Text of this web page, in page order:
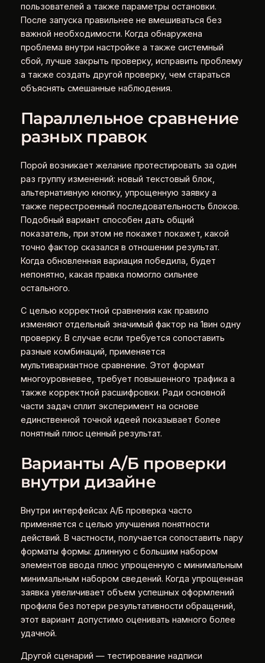
пользователей а также параметры остановки.
После запуска правильнее не вмешиваться без
важной необходимости. Когда обнаружена
проблема внутри настройке а также системный
сбой, лучше закрыть проверку, исправить проблему
а также создать другой проверку, чем стараться
объяснять смешанные наблюдения.
Параллельное сравнение
разных правок
Порой возникает желание протестировать за один
раз группу изменений: новый текстовый блок,
альтернативную кнопку, упрощенную заявку а
также перестроенный последовательность блоков.
Подобный вариант способен дать общий
показатель, при этом не покажет покажет, какой
точно фактор сказался в отношении результат.
Когда обновленная вариация победила, будет
непонятно, какая правка помогло сильнее
остального.
С целью корректной сравнения как правило
изменяют отдельный значимый фактор на 1вин одну
проверку. В случае если требуется сопоставить
разные комбинаций, применяется
мультивариантное сравнение. Этот формат
многоуровневее, требует повышенного трафика а
также корректной расшифровки. Ради основной
части задач сплит эксперимент на основе
единственной точной идеей показывает более
понятный плюс ценный результат.
Варианты А/Б проверки
внутри дизайне
Внутри интерфейсах А/Б проверка часто
применяется с целью улучшения понятности
действий. В частности, получается сопоставить пару
форматы формы: длинную с большим набором
элементов ввода плюс упрощенную с минимальным
минимальным набором сведений. Когда упрощенная
заявка увеличивает объем успешных оформлений
профиля без потери результативности обращений,
этот вариант допустимо оценивать намного более
удачной.
Другой сценарий — тестирование надписи